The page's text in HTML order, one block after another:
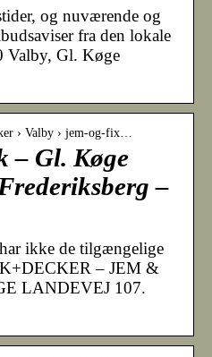
og nuværende og
fra den lokale
Gl. Køge
› Valby › jem-og-fix…
– Gl. Køge
–
ikke de tilgængelige
– JEM &
LANDEVEJ 107.